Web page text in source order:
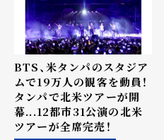
BTS、米タンパのスタジア
ムで19万人の観客を動員！
タンパで北米ツアーが開
幕...12都市31公演の北米
ツアーが全席完売！